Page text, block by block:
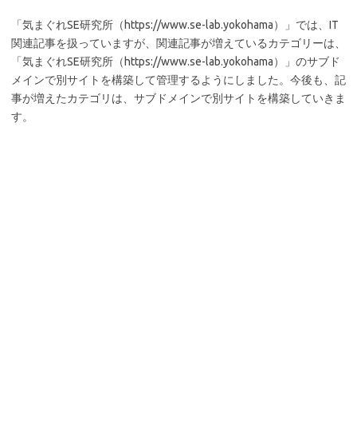
「気まぐれSE研究所（https://www.se-lab.yokohama）」では、IT
関連記事を扱っていますが、関連記事が増えているカテゴリーは、
「気まぐれSE研究所（https://www.se-lab.yokohama）」のサブド
メインで別サイトを構築して管理するようにしました。今後も、記
事が増えたカテゴリは、サブドメインで別サイトを構築していきま
す。